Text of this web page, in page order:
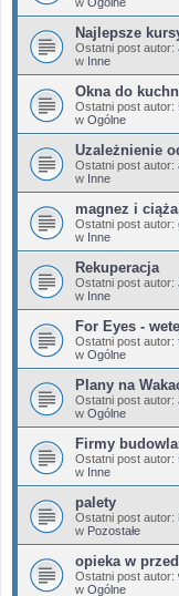
Najlepsze
Ostatni post autor:
w Inne
Okna do
Ostatni post autor:
w Ogólne
Uzależnienie
Ostatni post autor:
w Inne
magnez i
Ostatni post autor:
w Inne
Rekuperacja
Ostatni post autor:
w Inne
For Eyes -
Ostatni post autor:
w Ogólne
Plany na
Ostatni post autor:
w Ogólne
Firmy
Ostatni post autor:
w Inne
palety
Ostatni post autor:
w Pozostałe
opieka w
Ostatni post autor:
w Ogólne